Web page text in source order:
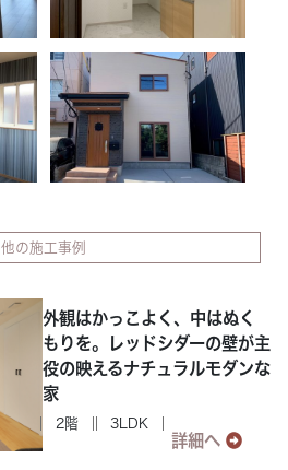
他の施工事例
外観はかっこよく、中はぬく
もりを。レッドシダーの壁が主
役の映えるナチュラルモダンな
家
2階 3LDK
詳細へ